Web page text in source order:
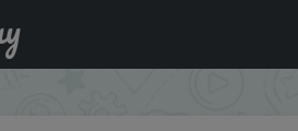
LED Fill Light for Phone